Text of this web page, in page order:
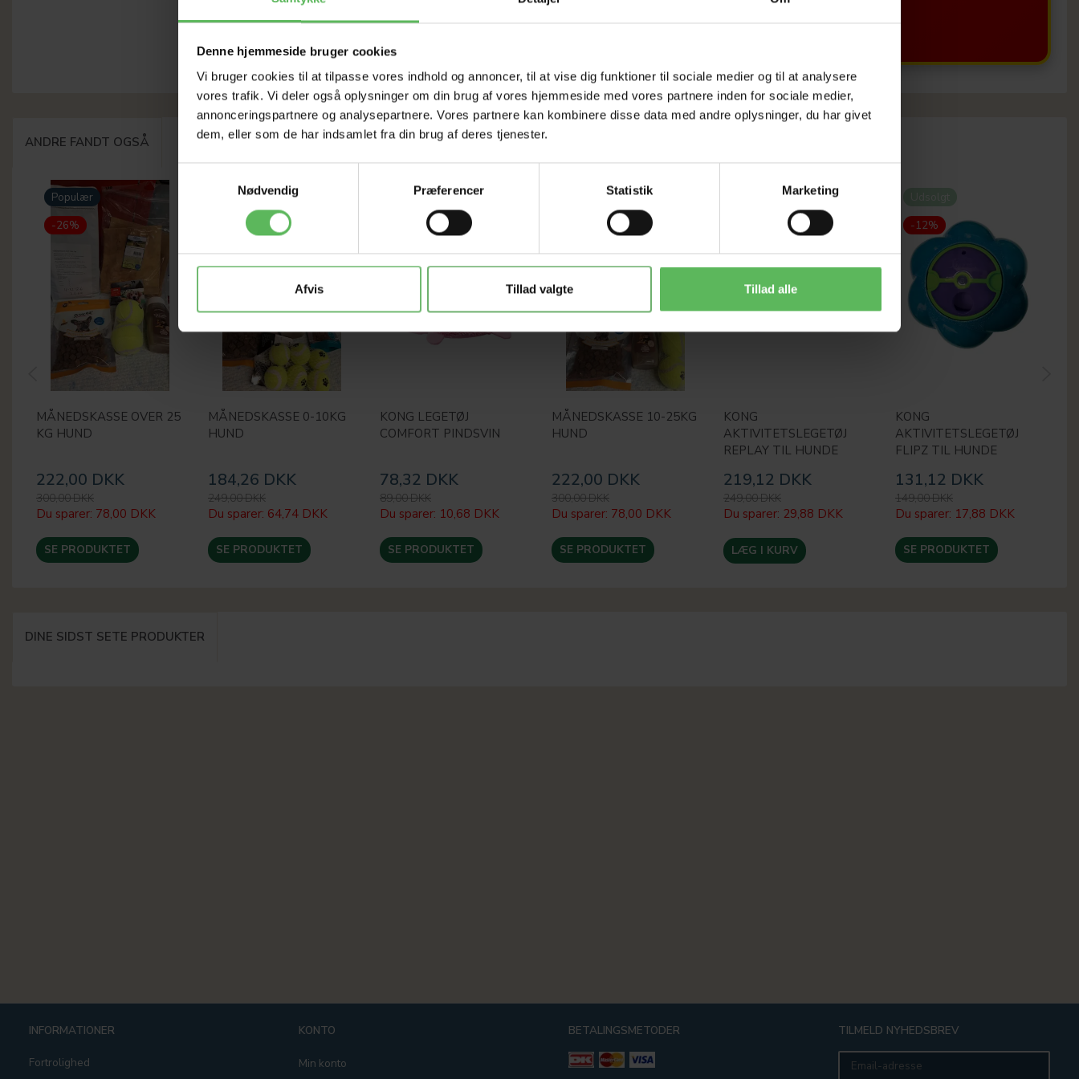
Denne hjemmeside bruger cookies
Vi bruger cookies til at tilpasse vores indhold og annoncer, til at vise dig funktioner til sociale medier og til at analysere
vores trafik. Vi deler også oplysninger om din brug af vores hjemmeside med vores partnere inden for sociale medier,
annonceringspartnere og analysepartnere. Vores partnere kan kombinere disse data med andre oplysninger, du har givet
dem, eller som de har indsamlet fra din brug af deres tjenester.
Nødvendig
Præferencer Statistik Marketing
Afvis Tillad valgte Tillad alle
ANDRE FANDT OGSÅ
Populær
-26%
MÅNEDSKASSE OVER 25
KG HUND
222,00 DKK
300,00 DKK
Du sparer: 78,00 DKK
SE PRODUKTET
Populær
-26%
MÅNEDSKASSE 0-10KG
HUND
184,26 DKK
249,00 DKK
Du sparer: 64,74 DKK
SE PRODUKTET
-12%
KONG LEGETØJ
COMFORT PINDSVIN
78,32 DKK
89,00 DKK
Du sparer: 10,68 DKK
SE PRODUKTET
Populær
MÅNEDSKASSE 10-25KG
HUND
222,00 DKK
300,00 DKK
Du sparer: 78,00 DKK
SE PRODUKTET
KONG
AKTIVITETSLEGETØJ
REPLAY TIL HUNDE
219,12 DKK
249,00 DKK
Du sparer: 29,88 DKK
LÆG I KURV
-12%
KONG
AKTIVITETSLEGETØJ
FLIPZ TIL HUNDE
131,12 DKK
149,00 DKK
Du sparer: 17,88 DKK
SE PRODUKTET
DINE SIDST SETE PRODUKTER
INFORMATIONER
Fortrolighed
KONTO
Min konto
BETALINGSMETODER
TILMELD NYHEDSBREV
Email-
adresse